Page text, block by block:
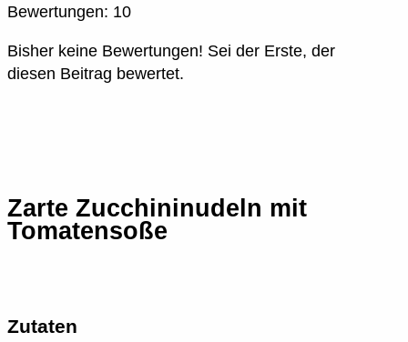
Bewertungen: 10
Bisher keine Bewertungen! Sei der Erste, der
diesen Beitrag bewertet.
Zarte Zucchininudeln mit
Tomatensoße
Zutaten